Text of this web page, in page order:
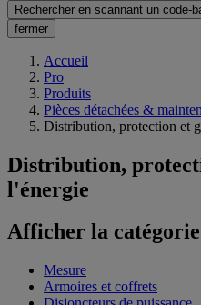
Rechercher en scannant un code-
fermer
Accueil
Pro
Produits
Pièces détachées &
Distribution, protection et
Distribution,
l'énergie
Afficher la catégorie
Mesure
Armoires et coffrets